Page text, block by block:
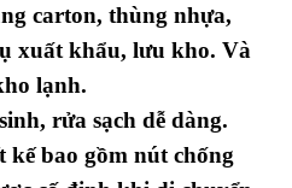
carton, thùng nhựa,
xuất khẩu, lưu kho. Và
lạnh.
rửa sạch dễ dàng.
kế bao gồm nút chống